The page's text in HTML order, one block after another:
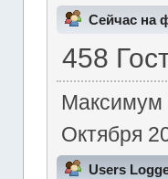
Сейчас на
458
Максимум
Октября
Users